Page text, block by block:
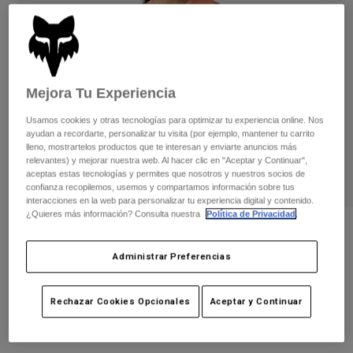
Pantalones largos
Chaquetas y chalecos
Guantes
Protecciones
Calcetines
Accesorios
Recambios
Pantalones
Guantes
Chaquetas
Protecciones
Gafas de protección
Calcetines
Recambios
Camisas
Ver todo
Mujer
Camisetas y tops
Sudaderas
Chaquetas
Pantalones
Ver todo
Protecciones
Gafas de Protección
Calcetines
Ver todo
Moto
Cascos
Camisetas
Pantalones
Protecciones
Price reduced from
34,99 €to17,50 € 50% OFF
Mejora Tu Experiencia
Usamos cookies y otras tecnologías para optimizar tu experiencia online. Nos
ayudan a recordarte, personalizar tu visita (por ejemplo, mantener tu carrito
lleno, mostrartelos productos que te interesan y enviarte anuncios más
relevantes) y mejorar nuestra web. Al hacer clic en "Aceptar y Continuar",
aceptas estas tecnologías y permites que nosotros y nuestros socios de
confianza recopilemos, usemos y compartamos información sobre tus
interacciones en la web para personalizar tu experiencia digital y contenido.
¿Quieres más información? Consulta nuestra
Política de Privacidad
Administrar Preferencias
Rechazar Cookies Opcionales Aceptar y Continuar